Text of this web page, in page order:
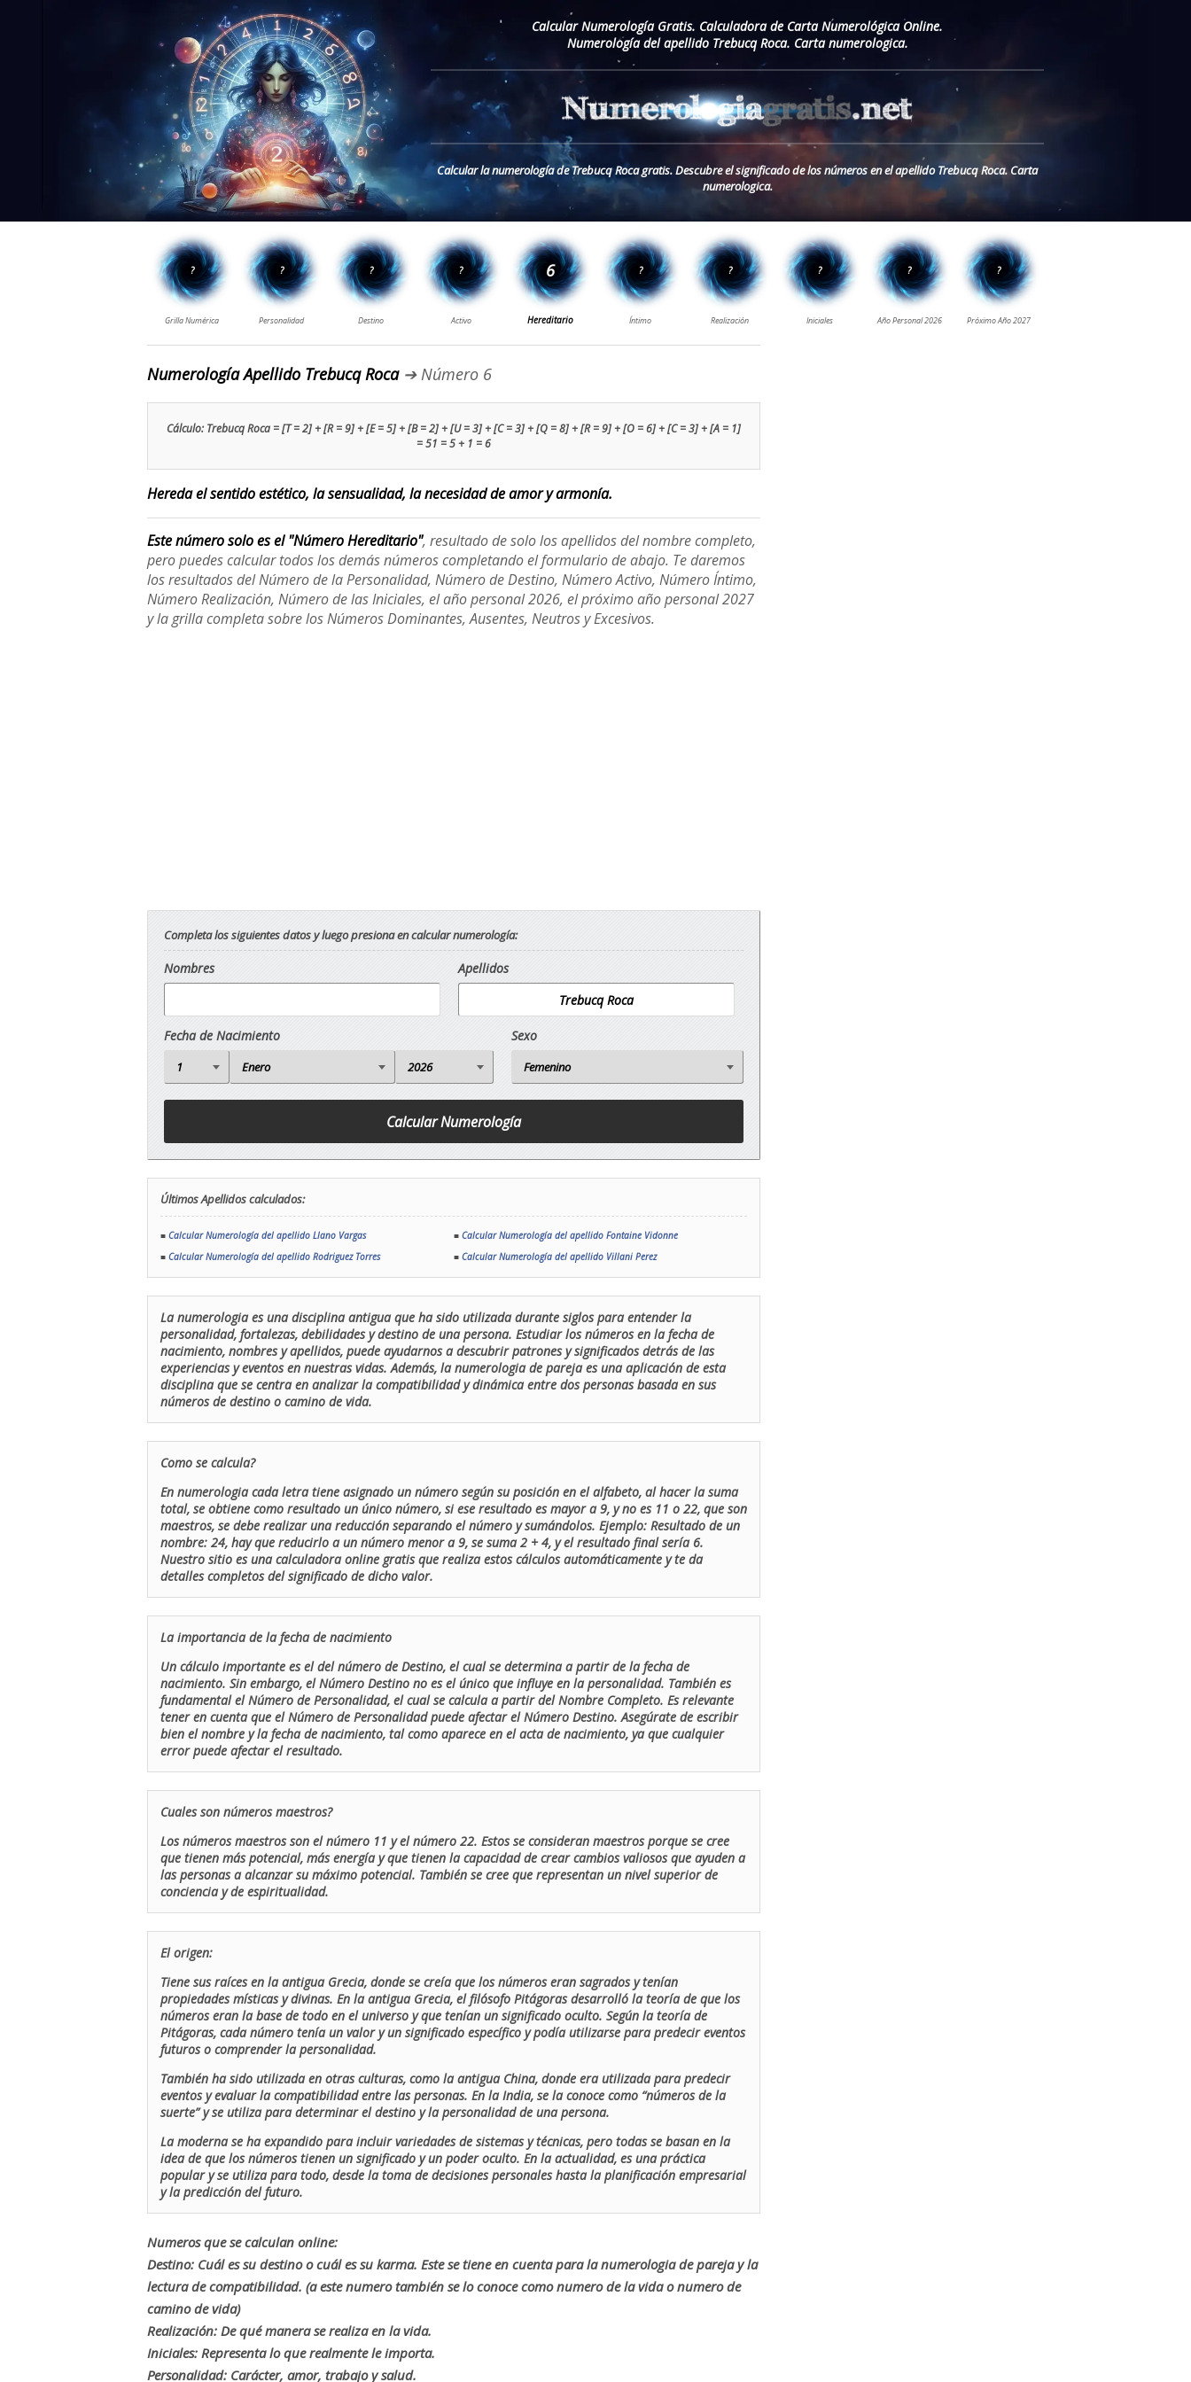
Calcular Numerología Gratis. Calculadora de Carta Numerológica Online.
Numerología del apellido Trebucq Roca. Carta numerologica.
Calcular la numerología de Trebucq Roca gratis. Descubre el significado de los números en el apellido Trebucq Roca. Carta
numerologica.
Numerología Apellido Trebucq Roca➔ Número 6
Cálculo: Trebucq Roca = [T = 2] + [R = 9] + [E = 5] + [B = 2] + [U = 3] + [C = 3] + [Q = 8] + [R = 9] + [O = 6] + [C = 3] + [A = 1]
= 51 = 5 + 1 = 6
Hereda el sentido estético, la sensualidad, la necesidad de amor y armonía.
Este número solo es el "Número Hereditario", resultado de solo los apellidos del nombre completo,
pero puedes calcular todos los demás números completando el formulario de abajo. Te daremos
los resultados del Número de la Personalidad, Número de Destino, Número Activo, Número Íntimo,
Número Realización, Número de las Iniciales, el año personal 2026, el próximo año personal 2027
y la grilla completa sobre los Números Dominantes, Ausentes, Neutros y Excesivos.
Completa los siguientes datos y luego presiona en calcular numerología:
Nombres Apellidos
Fecha de Nacimiento Sexo
Últimos Apellidos calculados:
■ Calcular Numerología del apellido Llano Vargas ■ Calcular Numerología del apellido Fontaine Vidonne
■ Calcular Numerología del apellido Rodriguez Torres ■ Calcular Numerología del apellido Villani Perez
La numerologia es una disciplina antigua que ha sido utilizada durante siglos para entender la
personalidad, fortalezas, debilidades y destino de una persona. Estudiar los números en la fecha de
nacimiento, nombres y apellidos, puede ayudarnos a descubrir patrones y significados detrás de las
experiencias y eventos en nuestras vidas. Además, la numerologia de pareja es una aplicación de esta
disciplina que se centra en analizar la compatibilidad y dinámica entre dos personas basada en sus
números de destino o camino de vida.
Como se calcula?
En numerologia cada letra tiene asignado un número según su posición en el alfabeto, al hacer la suma
total, se obtiene como resultado un único número, si ese resultado es mayor a 9, y no es 11 o 22, que son
maestros, se debe realizar una reducción separando el número y sumándolos. Ejemplo: Resultado de un
nombre: 24, hay que reducirlo a un número menor a 9, se suma 2 + 4, y el resultado final sería 6.
Nuestro sitio es una calculadora online gratis que realiza estos cálculos automáticamente y te da
detalles completos del significado de dicho valor.
La importancia de la fecha de nacimiento
Un cálculo importante es el del número de Destino, el cual se determina a partir de la fecha de
nacimiento. Sin embargo, el Número Destino no es el único que influye en la personalidad. También es
fundamental el Número de Personalidad, el cual se calcula a partir del Nombre Completo. Es relevante
tener en cuenta que el Número de Personalidad puede afectar el Número Destino. Asegúrate de escribir
bien el nombre y la fecha de nacimiento, tal como aparece en el acta de nacimiento, ya que cualquier
error puede afectar el resultado.
Cuales son números maestros?
Los números maestros son el número 11 y el número 22. Estos se consideran maestros porque se cree
que tienen más potencial, más energía y que tienen la capacidad de crear cambios valiosos que ayuden a
las personas a alcanzar su máximo potencial. También se cree que representan un nivel superior de
conciencia y de espiritualidad.
El origen:
Tiene sus raíces en la antigua Grecia, donde se creía que los números eran sagrados y tenían
propiedades místicas y divinas. En la antigua Grecia, el filósofo Pitágoras desarrolló la teoría de que los
números eran la base de todo en el universo y que tenían un significado oculto. Según la teoría de
Pitágoras, cada número tenía un valor y un significado específico y podía utilizarse para predecir eventos
futuros o comprender la personalidad.
También ha sido utilizada en otras culturas, como la antigua China, donde era utilizada para predecir
eventos y evaluar la compatibilidad entre las personas. En la India, se la conoce como “números de la
suerte” y se utiliza para determinar el destino y la personalidad de una persona.
La moderna se ha expandido para incluir variedades de sistemas y técnicas, pero todas se basan en la
idea de que los números tienen un significado y un poder oculto. En la actualidad, es una práctica
popular y se utiliza para todo, desde la toma de decisiones personales hasta la planificación empresarial
y la predicción del futuro.
Numeros que se calculan online:
Destino: Cuál es su destino o cuál es su karma. Este se tiene en cuenta para la numerologia de pareja y la
lectura de compatibilidad. (a este numero también se lo conoce como numero de la vida o numero de
camino de vida)
Realización: De qué manera se realiza en la vida.
Iniciales: Representa lo que realmente le importa.
Personalidad: Carácter, amor, trabajo y salud.